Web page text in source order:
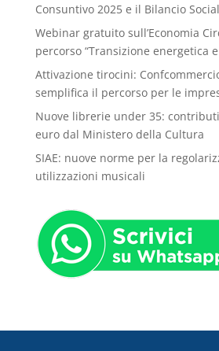
Consuntivo 2025 e il Bilancio
Webinar gratuito sull’Economia
percorso “Transizione energetica
Attivazione tirocini:
semplifica il percorso per le
Nuove librerie under 35:
euro dal Ministero della Cultura
SIAE: nuove norme per la
utilizzazioni musicali